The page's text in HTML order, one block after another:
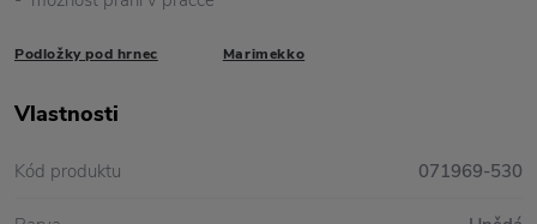
Podložky pod hrnec Marimekko
Vlastnosti
Kód produktu 071969-530